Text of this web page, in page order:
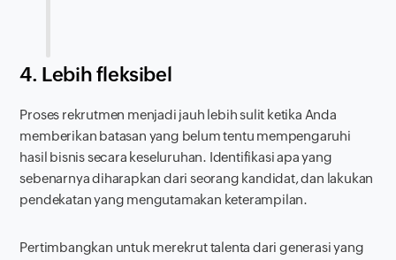
4. Lebih fleksibel
Proses rekrutmen menjadi jauh lebih sulit ketika Anda
memberikan batasan yang belum tentu mempengaruhi
hasil bisnis secara keseluruhan. Identifikasi apa yang
sebenarnya diharapkan dari seorang kandidat, dan lakukan
pendekatan yang mengutamakan keterampilan.
Pertimbangkan untuk merekrut talenta dari generasi yang